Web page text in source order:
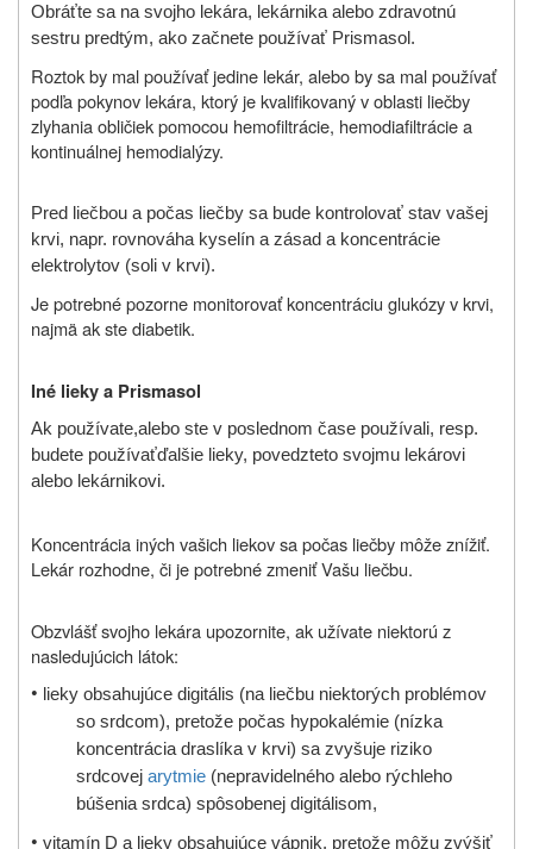
Obráťte sa na svojho lekára, lekárnika alebo zdravotnú
sestru predtým, ako začnete používať Prismasol.
Roztok by mal používať jedine lekár, alebo by sa mal používať
podľa pokynov lekára, ktorý je kvalifikovaný v oblasti liečby
zlyhania obličiek pomocou hemofiltrácie, hemodiafiltrácie a
kontinuálnej hemodialýzy.
Pred liečbou a počas liečby sa bude kontrolovať stav vašej
krvi, napr. rovnováha kyselín a zásad a koncentrácie
elektrolytov (soli v krvi).
Je potrebné pozorne monitorovať koncentráciu glukózy v krvi,
najmä ak ste diabetik.
Iné lieky a Prismasol
Ak používate,alebo ste v poslednom čase používali, resp.
budete používaťďalšie lieky, povedzteto svojmu lekárovi
alebo lekárnikovi.
Koncentrácia iných vašich liekov sa počas liečby môže znížiť.
Lekár rozhodne, či je potrebné zmeniť Vašu liečbu.
Obzvlášť svojho lekára upozornite, ak užívate niektorú z
nasledujúcich látok:
• lieky obsahujúce digitális (na liečbu niektorých problémov
so srdcom), pretože počas hypokalémie (nízka
koncentrácia draslíka v krvi) sa zvyšuje riziko
srdcovej arytmie(nepravidelného alebo rýchleho
búšenia srdca) spôsobenej digitálisom,
• vitamín D a lieky obsahujúce vápnik, pretože môžu zvýšiť